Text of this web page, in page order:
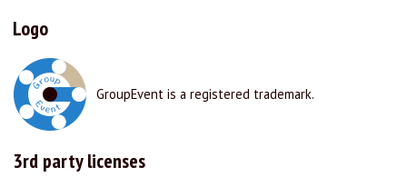
Logo
GroupEvent is a registered trademark.
3rd party licenses